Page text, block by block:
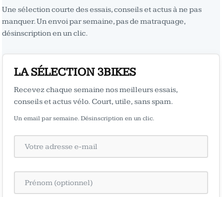
Une sélection courte des essais, conseils et actus à ne pas
manquer. Un envoi par semaine, pas de matraquage,
désinscription en un clic.
LA SÉLECTION 3BIKES
Recevez chaque semaine nos meilleurs essais,
conseils et actus vélo. Court, utile, sans spam.
Un email par semaine. Désinscription en un clic.